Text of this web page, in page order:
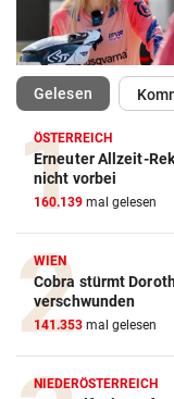
Gelesen
ÖSTERREICH
Erneuter Allzeit-
nicht vorbei
160.139 mal gelesen
WIEN
Cobra stürmt
verschwunden
141.353 mal gelesen
NIEDERÖSTERREICH
Action-Cam
ZUM VERGLEICH
Crosstrainer
ZUM VERGLEICH
E-Bike Vergleich
ZUM VERGLEICH